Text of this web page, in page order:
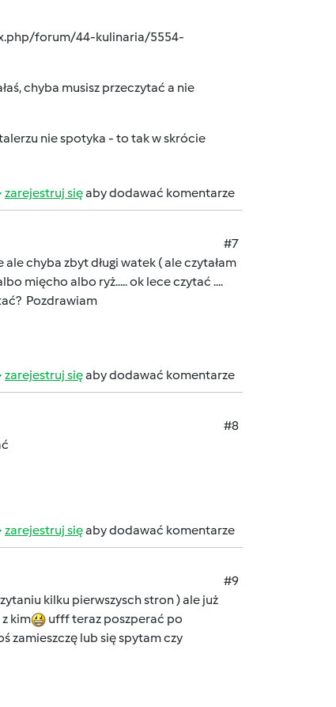
forum/44-kulinaria/5554-
chyba musisz przeczytać a nie
nie spotyka - to tak w skrócie
zarejestruj sięaby dodawać komentarze
#7
chyba zbyt długi watek ( ale czytałam
mięcho albo ryż..... ok lece czytać ....
Pozdrawiam
zarejestruj sięaby dodawać komentarze
#8
zarejestruj sięaby dodawać komentarze
#9
kilku pierwszysch stron ) ale już
kim
ufff teraz poszperać po
zamieszczę lub się spytam czy